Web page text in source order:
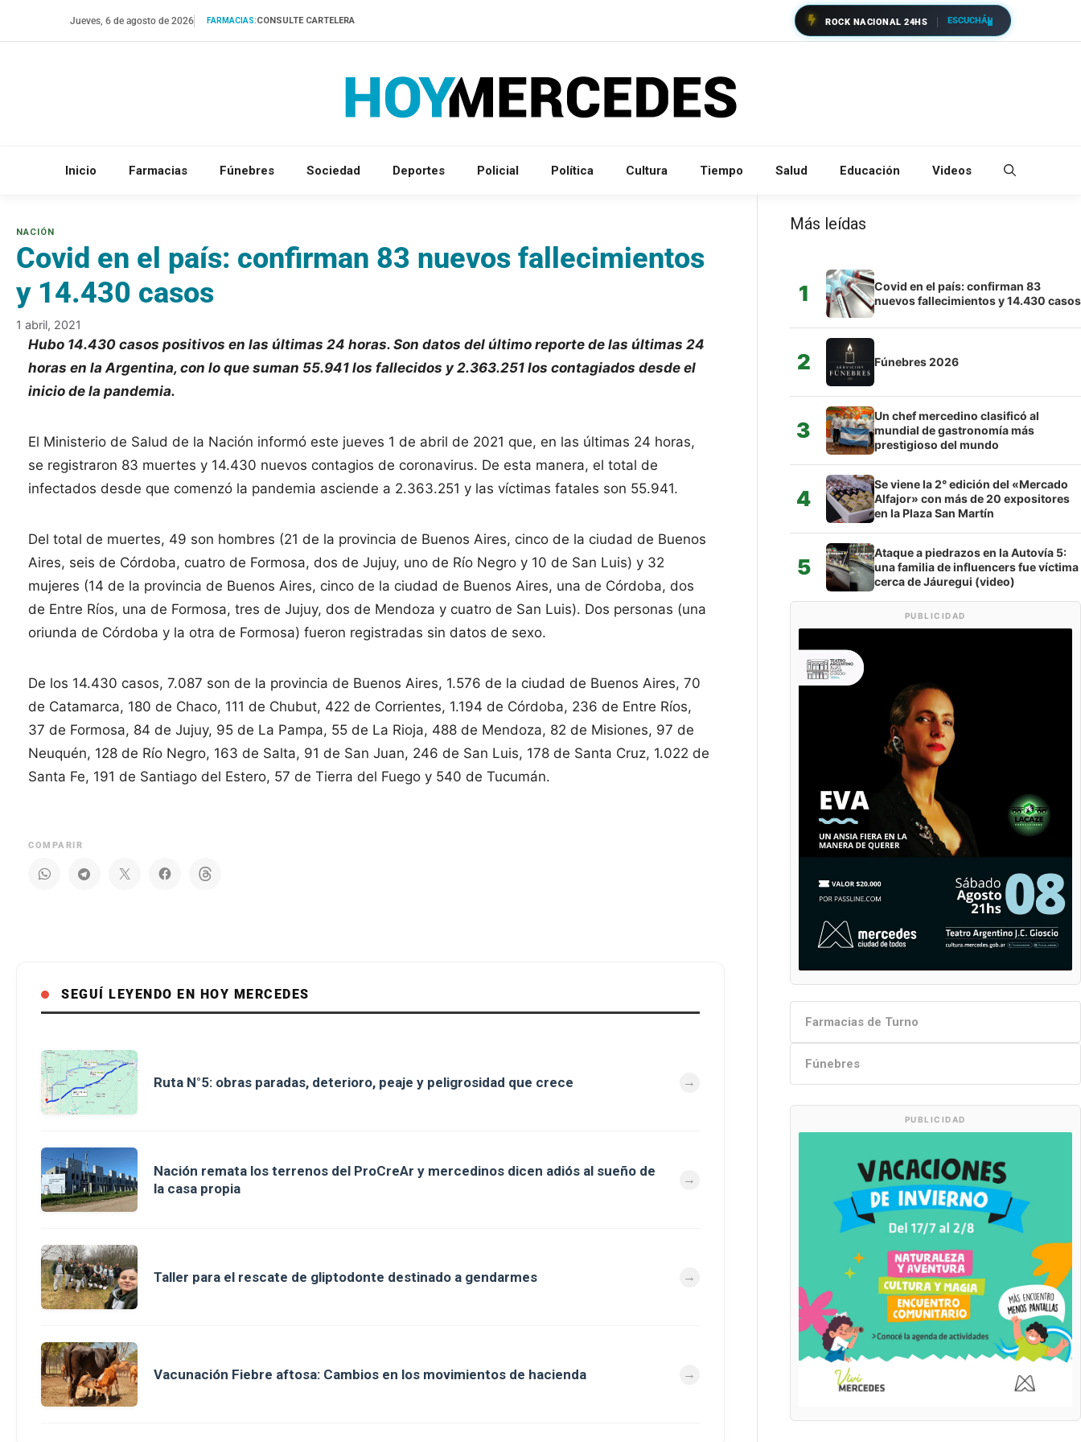
Jueves, 6 de agosto de 2026 FARMACIAS:CONSULTE CARTELERA ROCK NACIONAL 24HS ESCUCHÁ
Inicio Farmacias Fúnebres Sociedad Deportes Policial Política Cultura Tiempo Salud Educación Videos
Covid en el país: confirman 83 nuevos fallecimientos
y 14.430 casos
1 abril, 2021
Hubo 14.430 casos positivos en las últimas 24 horas. Son datos del último reporte de las últimas 24
horas en la Argentina, con lo que suman 55.941 los fallecidos y 2.363.251 los contagiados desde el
inicio de la pandemia.
El Ministerio de Salud de la Nación informó este jueves 1 de abril de 2021 que, en las últimas 24 horas,
se registraron 83 muertes y 14.430 nuevos contagios de coronavirus. De esta manera, el total de
infectados desde que comenzó la pandemia asciende a 2.363.251 y las víctimas fatales son 55.941.
Del total de muertes, 49 son hombres (21 de la provincia de Buenos Aires, cinco de la ciudad de Buenos
Aires, seis de Córdoba, cuatro de Formosa, dos de Jujuy, uno de Río Negro y 10 de San Luis) y 32
mujeres (14 de la provincia de Buenos Aires, cinco de la ciudad de Buenos Aires, una de Córdoba, dos
de Entre Ríos, una de Formosa, tres de Jujuy, dos de Mendoza y cuatro de San Luis). Dos personas (una
oriunda de Córdoba y la otra de Formosa) fueron registradas sin datos de sexo.
De los 14.430 casos, 7.087 son de la provincia de Buenos Aires, 1.576 de la ciudad de Buenos Aires, 70
de Catamarca, 180 de Chaco, 111 de Chubut, 422 de Corrientes, 1.194 de Córdoba, 236 de Entre Ríos,
37 de Formosa, 84 de Jujuy, 95 de La Pampa, 55 de La Rioja, 488 de Mendoza, 82 de Misiones, 97 de
Neuquén, 128 de Río Negro, 163 de Salta, 91 de San Juan, 246 de San Luis, 178 de Santa Cruz, 1.022 de
Santa Fe, 191 de Santiago del Estero, 57 de Tierra del Fuego y 540 de Tucumán.
COMPARIR
SEGUÍ LEYENDO EN HOY MERCEDES
Ruta N°5: obras paradas, deterioro, peaje y peligrosidad que crece
Nación remata los terrenos del ProCreAr y mercedinos dicen adiós al sueño de
la casa propia
Taller para el rescate de gliptodonte destinado a gendarmes
Vacunación Fiebre aftosa: Cambios en los movimientos de hacienda
Más leídas
1
Covid en el país: confirman 83
nuevos fallecimientos y 14.430 casos
2 Fúnebres 2026
3
Un chef mercedino clasificó al
mundial de gastronomía más
prestigioso del mundo
4
Se viene la 2° edición del «Mercado
Alfajor» con más de 20 expositores
en la Plaza San Martín
5
Ataque a piedrazos en la Autovía 5:
una familia de influencers fue víctima
cerca de Jáuregui (video)
PUBLICIDAD
Farmacias de Turno
Fúnebres
PUBLICIDAD